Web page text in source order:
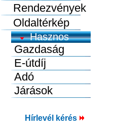
Rendezvények
Oldaltérkép
Hírlevél kérés